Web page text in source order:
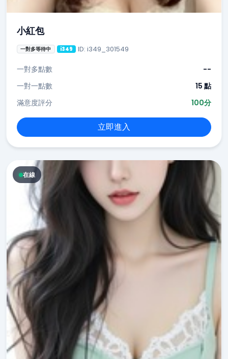
小紅包
一對多等待中 i349 ID: i349_301549
一對多點數
--
一對一點數
15 點
滿意度評分
100分
立即進入
在線